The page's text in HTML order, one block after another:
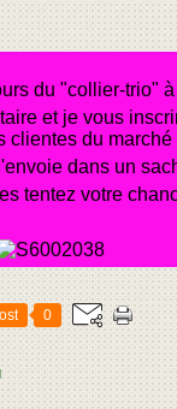
du "collier-trio"
et je vous
clientes du marché
dans un
tentez votre
0